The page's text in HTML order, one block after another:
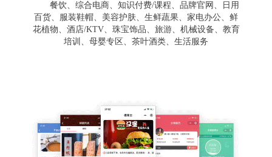
餐饮、综合电商、知识付费/课程、品牌官网、日用
百货、服装鞋帽、美容护肤、生鲜蔬果、家电办公、鲜
花植物、酒店/KTV、珠宝饰品、旅游、机械设备、教育
培训、母婴专区、茶叶酒类、生活服务